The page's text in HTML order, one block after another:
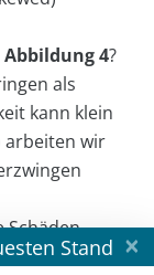
Abbildung 4?
als
kann klein
arbeiten wir
Schäden
Stand ×